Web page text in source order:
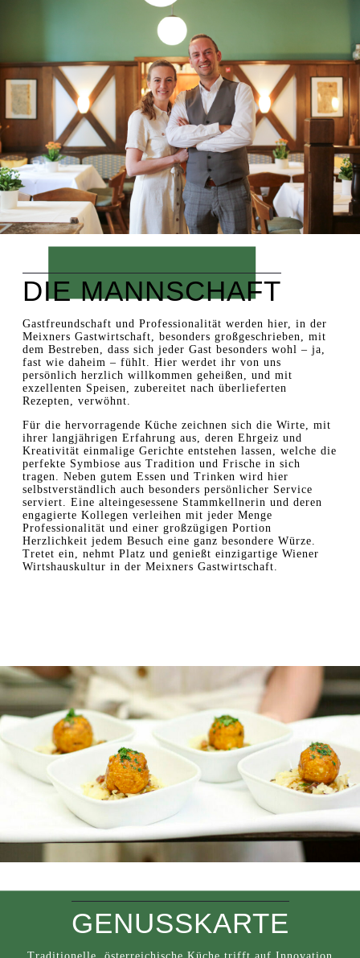
DIE MANNSCHAFT
Gastfreundschaft und Professionalität werden hier, in der
Meixners Gastwirtschaft, besonders großgeschrieben, mit
dem Bestreben, dass sich jeder Gast besonders wohl – ja,
fast wie daheim – fühlt. Hier werdet ihr von uns
persönlich herzlich willkommen geheißen, und mit
exzellenten Speisen, zubereitet nach überlieferten
Rezepten, verwöhnt.
Für die hervorragende Küche zeichnen sich die Wirte, mit
ihrer langjährigen Erfahrung aus, deren Ehrgeiz und
Kreativität einmalige Gerichte entstehen lassen, welche die
perfekte Symbiose aus Tradition und Frische in sich
tragen. Neben gutem Essen und Trinken wird hier
selbstverständlich auch besonders persönlicher Service
serviert. Eine alteingesessene Stammkellnerin und deren
engagierte Kollegen verleihen mit jeder Menge
Professionalität und einer großzügigen Portion
Herzlichkeit jedem Besuch eine ganz besondere Würze.
Tretet ein, nehmt Platz und genießt einzigartige Wiener
Wirtshauskultur in der Meixners Gastwirtschaft.
GENUSSKARTE